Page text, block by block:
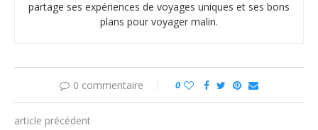
partage ses expériences de voyages uniques et ses bons
plans pour voyager malin.
0 commentaire 0
article précédent